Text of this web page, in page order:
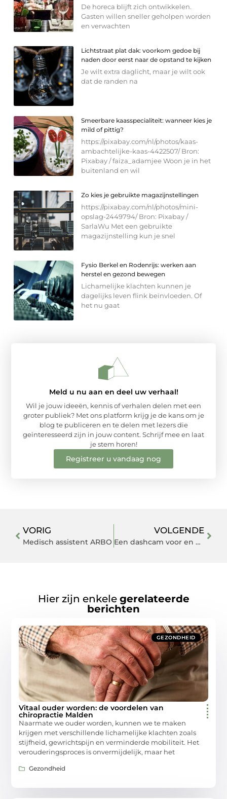
De horeca blijft zich ontwikkelen.
Gasten willen sneller geholpen worden
en verwachten
Lichtstraat plat dak: voorkom gedoe bij
naden door eerst naar de opstand te kijken
Je wilt extra daglicht, maar je wilt ook
dat de randen na
Smeerbare kaasspecialiteit: wanneer kies je
mild of pittig?
https://pixabay.com/nl/photos/kaas-
ambachtelijke-kaas-4422507/ Bron:
Pixabay / faiza_adamjee Woon je in het
buitenland en wil
Zo kies je gebruikte magazijnstellingen
https://pixabay.com/nl/photos/mini-
opslag-2449794/ Bron: Pixabay /
SarlaWu Met een gebruikte
magazijnstelling kun je snel
Fysio Berkel en Rodenrijs: werken aan
herstel en gezond bewegen
Lichamelijke klachten kunnen je
dagelijks leven flink beïnvloeden. Of
het nu gaat
Meld u nu aan en deel uw verhaal!
Wil je jouw ideeën, kennis of verhalen delen met een
groter publiek? Met ons platform krijg je de kans om je
blog te publiceren en te delen met lezers die
geïnteresseerd zijn in jouw content. Schrijf mee en laat
je stem horen!
Registreer u vandaag nog
VORIG
Medisch assistent ARBO
VOLGENDE
Een dashcam voor en achter uw auto? Dat is wel zo slim!
Hier zijn enkele gerelateerde
berichten
GEZONDHEID
Vitaal ouder worden: de voordelen van
chiropractie Malden
Naarmate we ouder worden, kunnen we te maken
krijgen met verschillende lichamelijke klachten zoals
stijfheid, gewrichtspijn en verminderde mobiliteit. Het
verouderingsproces is onvermijdelijk, maar het
Gezondheid